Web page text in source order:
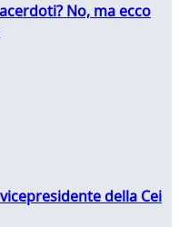
No, ma ecco
della Cei